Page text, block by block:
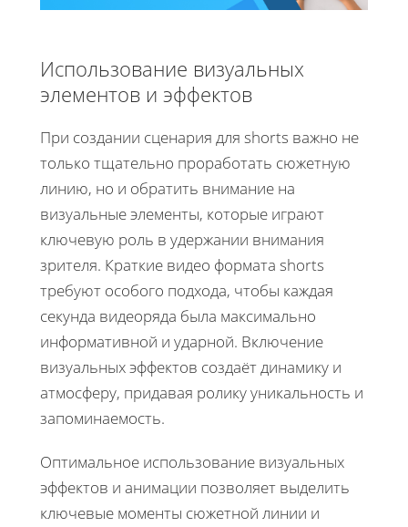
Использование визуальных
элементов и эффектов
При создании сценария для shorts важно не
только тщательно проработать сюжетную
линию, но и обратить внимание на
визуальные элементы, которые играют
ключевую роль в удержании внимания
зрителя. Краткие видео формата shorts
требуют особого подхода, чтобы каждая
секунда видеоряда была максимально
информативной и ударной. Включение
визуальных эффектов создаёт динамику и
атмосферу, придавая ролику уникальность и
запоминаемость.
Оптимальное использование визуальных
эффектов и анимации позволяет выделить
ключевые моменты сюжетной линии и